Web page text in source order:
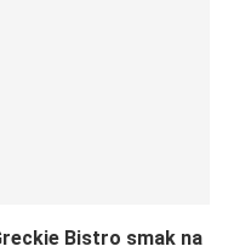
Bistro smak na